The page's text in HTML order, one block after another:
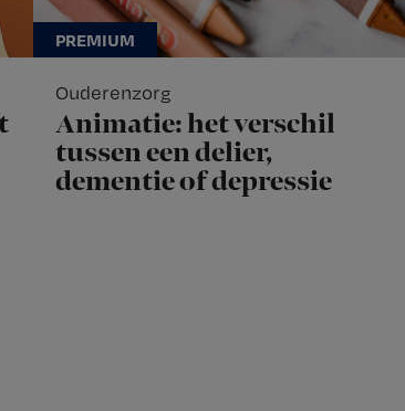
Ouderenzorg
Animatie: het verschil
tussen een delier,
dementie of depressie